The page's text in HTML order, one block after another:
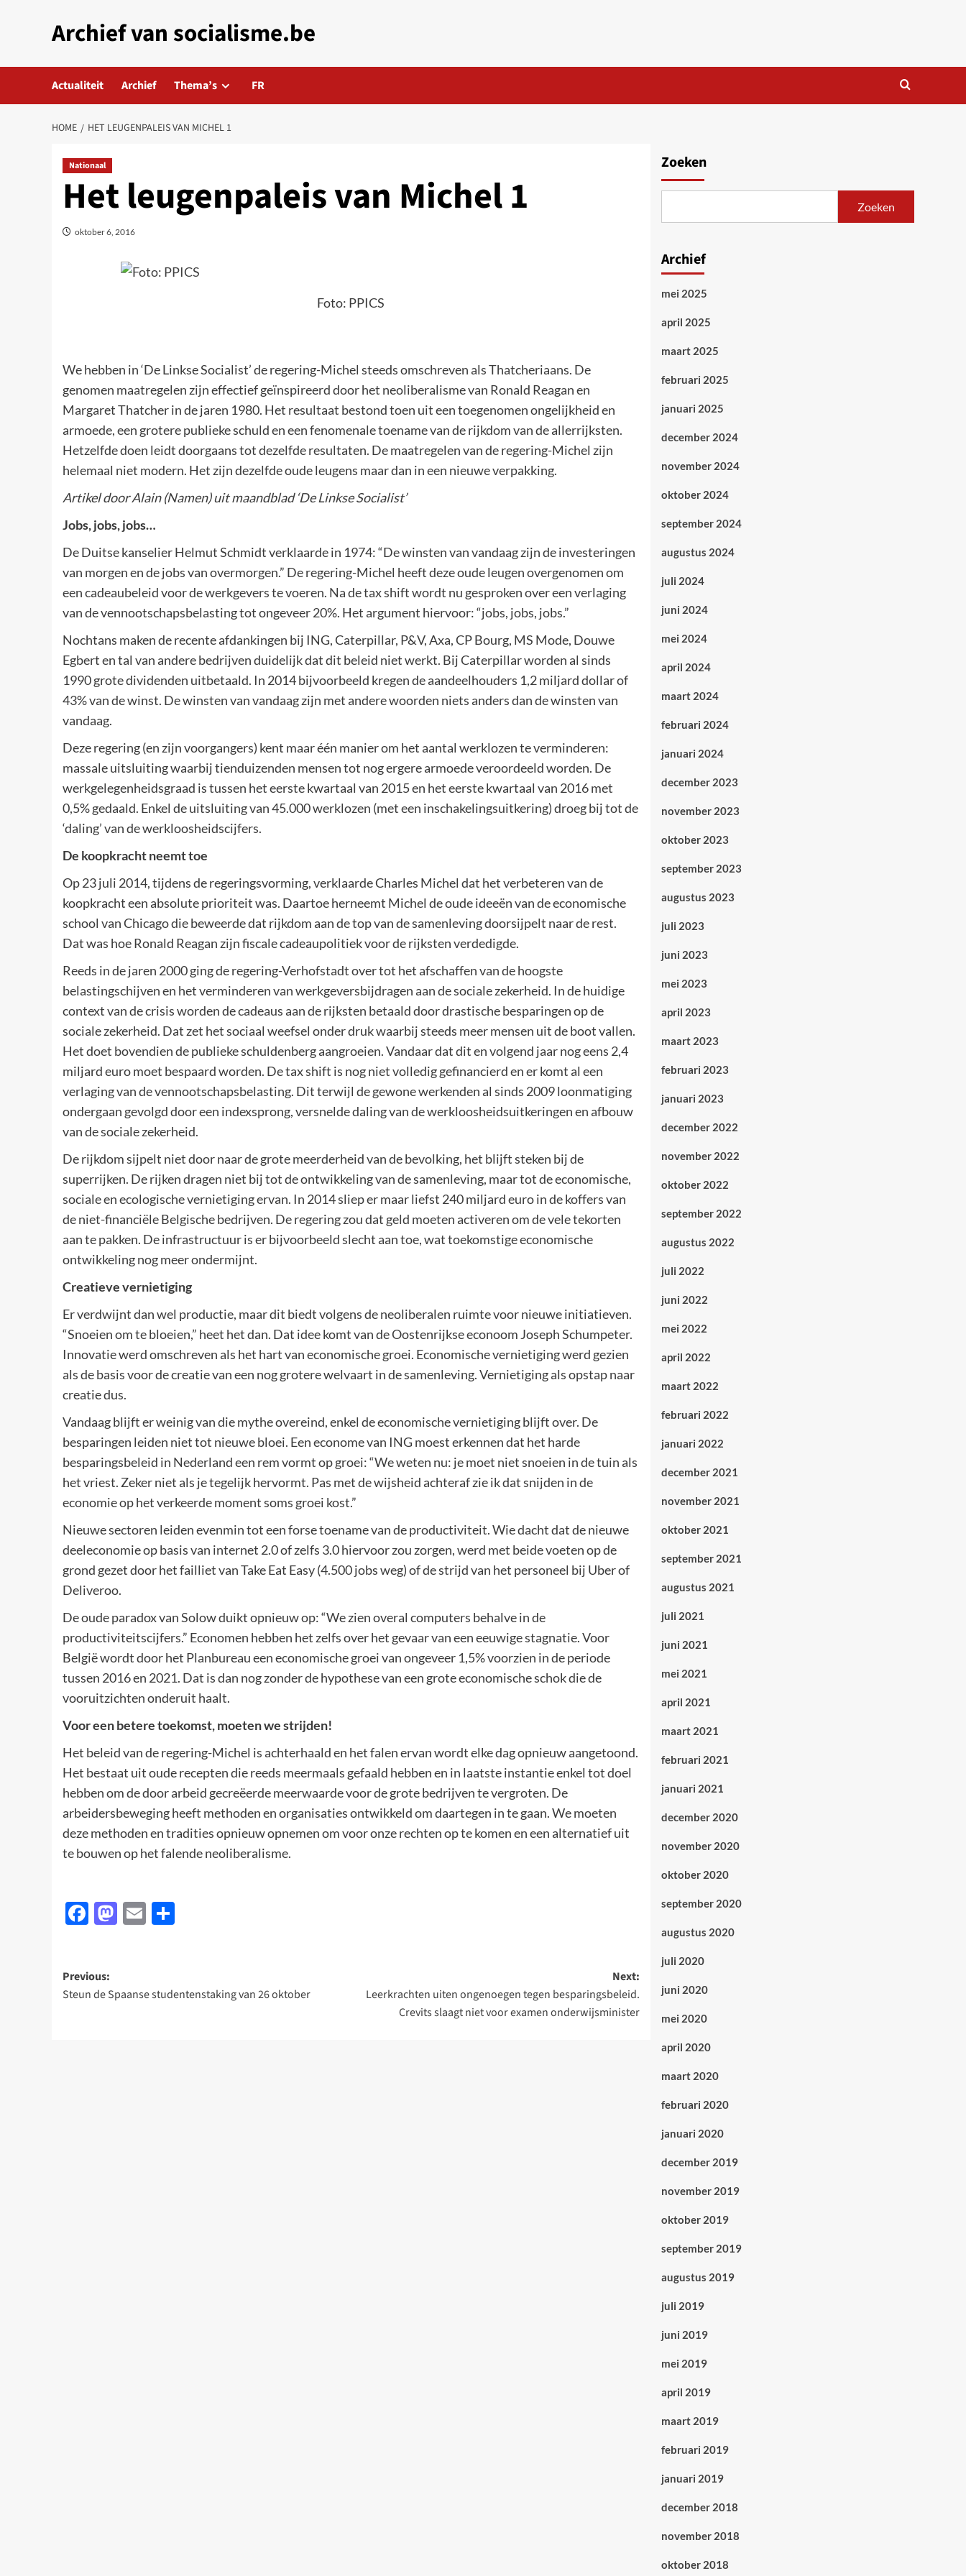
Archief van socialisme.be
Actualiteit Archief Thema’s FR
HOME HET LEUGENPALEIS VAN MICHEL 1
Nationaal
Het leugenpaleis van Michel 1
oktober 6, 2016
Foto: PPICS
We hebben in ‘De Linkse Socialist’ de regering-Michel steeds omschreven als Thatcheriaans. De
genomen maatregelen zijn effectief geïnspireerd door het neoliberalisme van Ronald Reagan en
Margaret Thatcher in de jaren 1980. Het resultaat bestond toen uit een toegenomen ongelijkheid en
armoede, een grotere publieke schuld en een fenomenale toename van de rijkdom van de allerrijksten.
Hetzelfde doen leidt doorgaans tot dezelfde resultaten. De maatregelen van de regering-Michel zijn
helemaal niet modern. Het zijn dezelfde oude leugens maar dan in een nieuwe verpakking.
Artikel door Alain (Namen) uit maandblad ‘De Linkse Socialist’
Jobs, jobs, jobs…
De Duitse kanselier Helmut Schmidt verklaarde in 1974: “De winsten van vandaag zijn de investeringen
van morgen en de jobs van overmorgen.” De regering-Michel heeft deze oude leugen overgenomen om
een cadeaubeleid voor de werkgevers te voeren. Na de tax shift wordt nu gesproken over een verlaging
van de vennootschapsbelasting tot ongeveer 20%. Het argument hiervoor: “jobs, jobs, jobs.”
Nochtans maken de recente afdankingen bij ING, Caterpillar, P&V, Axa, CP Bourg, MS Mode, Douwe
Egbert en tal van andere bedrijven duidelijk dat dit beleid niet werkt. Bij Caterpillar worden al sinds
1990 grote dividenden uitbetaald. In 2014 bijvoorbeeld kregen de aandeelhouders 1,2 miljard dollar of
43% van de winst. De winsten van vandaag zijn met andere woorden niets anders dan de winsten van
vandaag.
Deze regering (en zijn voorgangers) kent maar één manier om het aantal werklozen te verminderen:
massale uitsluiting waarbij tienduizenden mensen tot nog ergere armoede veroordeeld worden. De
werkgelegenheidsgraad is tussen het eerste kwartaal van 2015 en het eerste kwartaal van 2016 met
0,5% gedaald. Enkel de uitsluiting van 45.000 werklozen (met een inschakelingsuitkering) droeg bij tot de
‘daling’ van de werkloosheidscijfers.
De koopkracht neemt toe
Op 23 juli 2014, tijdens de regeringsvorming, verklaarde Charles Michel dat het verbeteren van de
koopkracht een absolute prioriteit was. Daartoe herneemt Michel de oude ideeën van de economische
school van Chicago die beweerde dat rijkdom aan de top van de samenleving doorsijpelt naar de rest.
Dat was hoe Ronald Reagan zijn fiscale cadeaupolitiek voor de rijksten verdedigde.
Reeds in de jaren 2000 ging de regering-Verhofstadt over tot het afschaffen van de hoogste
belastingschijven en het verminderen van werkgeversbijdragen aan de sociale zekerheid. In de huidige
context van de crisis worden de cadeaus aan de rijksten betaald door drastische besparingen op de
sociale zekerheid. Dat zet het sociaal weefsel onder druk waarbij steeds meer mensen uit de boot vallen.
Het doet bovendien de publieke schuldenberg aangroeien. Vandaar dat dit en volgend jaar nog eens 2,4
miljard euro moet bespaard worden. De tax shift is nog niet volledig gefinancierd en er komt al een
verlaging van de vennootschapsbelasting. Dit terwijl de gewone werkenden al sinds 2009 loonmatiging
ondergaan gevolgd door een indexsprong, versnelde daling van de werkloosheidsuitkeringen en afbouw
van de sociale zekerheid.
De rijkdom sijpelt niet door naar de grote meerderheid van de bevolking, het blijft steken bij de
superrijken. De rijken dragen niet bij tot de ontwikkeling van de samenleving, maar tot de economische,
sociale en ecologische vernietiging ervan. In 2014 sliep er maar liefst 240 miljard euro in de koffers van
de niet-financiële Belgische bedrijven. De regering zou dat geld moeten activeren om de vele tekorten
aan te pakken. De infrastructuur is er bijvoorbeeld slecht aan toe, wat toekomstige economische
ontwikkeling nog meer ondermijnt.
Creatieve vernietiging
Er verdwijnt dan wel productie, maar dit biedt volgens de neoliberalen ruimte voor nieuwe initiatieven.
“Snoeien om te bloeien,” heet het dan. Dat idee komt van de Oostenrijkse econoom Joseph Schumpeter.
Innovatie werd omschreven als het hart van economische groei. Economische vernietiging werd gezien
als de basis voor de creatie van een nog grotere welvaart in de samenleving. Vernietiging als opstap naar
creatie dus.
Vandaag blijft er weinig van die mythe overeind, enkel de economische vernietiging blijft over. De
besparingen leiden niet tot nieuwe bloei. Een econome van ING moest erkennen dat het harde
besparingsbeleid in Nederland een rem vormt op groei: “We weten nu: je moet niet snoeien in de tuin als
het vriest. Zeker niet als je tegelijk hervormt. Pas met de wijsheid achteraf zie ik dat snijden in de
economie op het verkeerde moment soms groei kost.”
Nieuwe sectoren leiden evenmin tot een forse toename van de productiviteit. Wie dacht dat de nieuwe
deeleconomie op basis van internet 2.0 of zelfs 3.0 hiervoor zou zorgen, werd met beide voeten op de
grond gezet door het failliet van Take Eat Easy (4.500 jobs weg) of de strijd van het personeel bij Uber of
Deliveroo.
De oude paradox van Solow duikt opnieuw op: “We zien overal computers behalve in de
productiviteitscijfers.” Economen hebben het zelfs over het gevaar van een eeuwige stagnatie. Voor
België wordt door het Planbureau een economische groei van ongeveer 1,5% voorzien in de periode
tussen 2016 en 2021. Dat is dan nog zonder de hypothese van een grote economische schok die de
vooruitzichten onderuit haalt.
Voor een betere toekomst, moeten we strijden!
Het beleid van de regering-Michel is achterhaald en het falen ervan wordt elke dag opnieuw aangetoond.
Het bestaat uit oude recepten die reeds meermaals gefaald hebben en in laatste instantie enkel tot doel
hebben om de door arbeid gecreëerde meerwaarde voor de grote bedrijven te vergroten. De
arbeidersbeweging heeft methoden en organisaties ontwikkeld om daartegen in te gaan. We moeten
deze methoden en tradities opnieuw opnemen om voor onze rechten op te komen en een alternatief uit
te bouwen op het falende neoliberalisme.
Facebook
Mastodon
Email
Post
navigation
Previous:
Steun de Spaanse studentenstaking van 26 oktober
Next:
Leerkrachten uiten ongenoegen tegen besparingsbeleid.
Crevits slaagt niet voor examen onderwijsminister
Zoeken
Zoeken
Archief
mei 2025
april 2025
maart 2025
februari 2025
januari 2025
december 2024
november 2024
oktober 2024
september 2024
augustus 2024
juli 2024
juni 2024
mei 2024
april 2024
maart 2024
februari 2024
januari 2024
december 2023
november 2023
oktober 2023
september 2023
augustus 2023
juli 2023
juni 2023
mei 2023
april 2023
maart 2023
februari 2023
januari 2023
december 2022
november 2022
oktober 2022
september 2022
augustus 2022
juli 2022
juni 2022
mei 2022
april 2022
maart 2022
februari 2022
januari 2022
december 2021
november 2021
oktober 2021
september 2021
augustus 2021
juli 2021
juni 2021
mei 2021
april 2021
maart 2021
februari 2021
januari 2021
december 2020
november 2020
oktober 2020
september 2020
augustus 2020
juli 2020
juni 2020
mei 2020
april 2020
maart 2020
februari 2020
januari 2020
december 2019
november 2019
oktober 2019
september 2019
augustus 2019
juli 2019
juni 2019
mei 2019
april 2019
maart 2019
februari 2019
januari 2019
december 2018
november 2018
oktober 2018